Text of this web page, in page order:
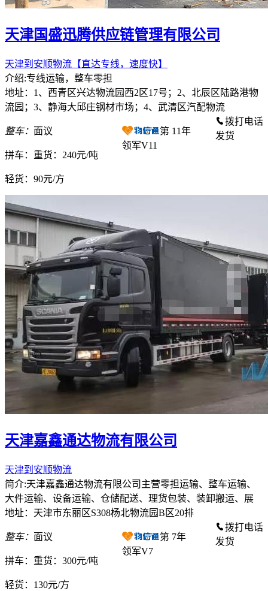
天津国盛迅腾供应链管理有限公司
天津到安顺物流【直达专线，速度快】
介绍:专线运输，整车零担
地址：1、西青区兴达物流园西2区17号；2、北辰区陆路港物
流园；3、静海大邱庄钢材市场；4、武清区汽配物流
整车： 面议
拼车： 重货：240元/吨
轻货： 90元/方
第 11年
领军V11
拨打电话
发货
天津嘉鑫通达物流有限公司
天津到安顺物流
简介:天津嘉鑫通达物流有限公司主营零担运输、整车运输、
大件运输、设备运输、仓储配送、理货包装、装卸搬运、展
地址：天津市东丽区S308杨北物流园B区20排
整车： 面议
拼车： 重货：300元/吨
轻货： 130元/方
第 7年
领军V7
拨打电话
发货